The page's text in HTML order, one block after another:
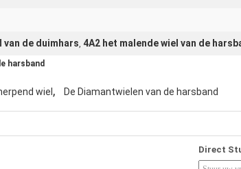
van de duimhars, 4A2 het malende wiel van de
harsband
wiel , De Diamantwielen van de harsband
Direct